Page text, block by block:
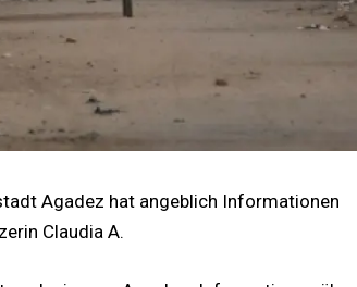
Agadez hat angeblich Informationen
Claudia A.